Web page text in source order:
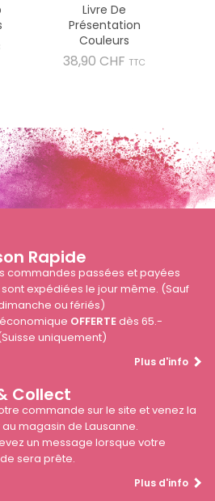
Livre De
Présentation
Couleurs
38,90 CHF Prix
TTC
Rapide
commandes passées et payées
sont expédiées le jour même. (Sauf
ou fériés)
OFFERTEdès 65.-
uniquement)
Plus d'info
Collect
commande sur le site et venez la
magasin de Lausanne.
un message lorsque votre
sera prête.
Plus d'info